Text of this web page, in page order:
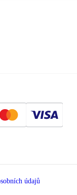
údajů